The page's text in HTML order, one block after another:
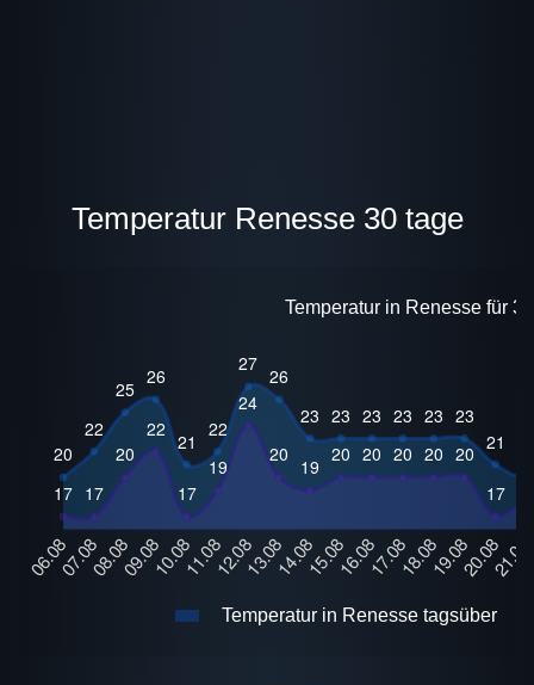
Temperatur Renesse 30 tage
Temperatur in Renesse für
Temperatur in Renesse tagsüber